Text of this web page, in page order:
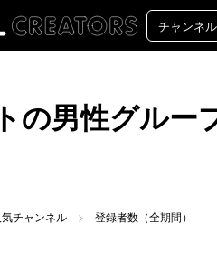
の男性グルー
気チャンネル 登録者数（全期間）